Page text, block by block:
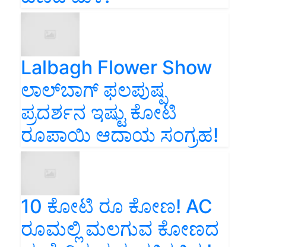
Lalbagh Flower Show
ಲಾಲ್‌ಬಾಗ್ ಫಲಪುಷ್ಪ
ಪ್ರದರ್ಶನ ಇಷ್ಟು ಕೋಟಿ
ರೂಪಾಯಿ ಆದಾಯ ಸಂಗ್ರಹ!
10 ಕೋಟಿ ರೂ ಕೋಣ! AC
ರೂಮಲ್ಲಿ ಮಲಗುವ ಕೋಣದ